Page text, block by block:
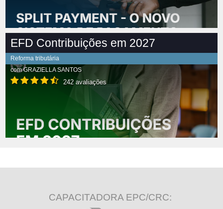
EFD Contribuições em 2027
Reforma tributária
comGRAZIELLA SANTOS
242 avaliações
CAPACITADORA EPC/CRC: